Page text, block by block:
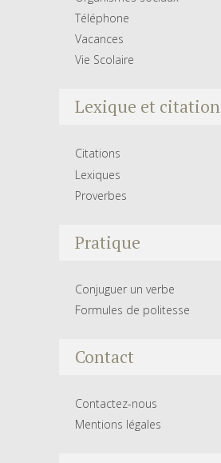
Téléphone
Vacances
Vie Scolaire
Lexique et citation
Citations
Lexiques
Proverbes
Pratique
Conjuguer un verbe
Formules de politesse
Contact
Contactez-nous
Mentions légales